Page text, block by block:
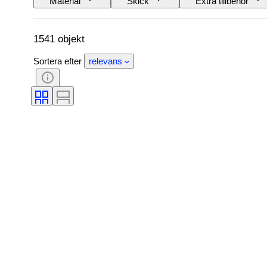
Språk
Färg Era Säljs
1541 objekt
Sortera efter relevans